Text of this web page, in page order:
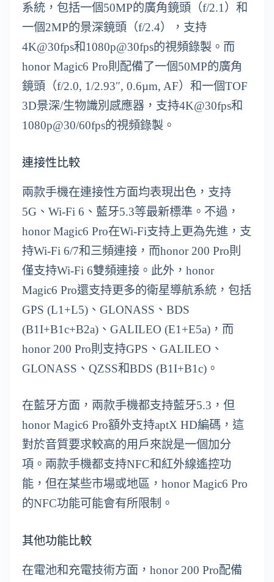
系統，包括一個50MP的廣角鏡頭（f/2.1）和
一個2MP的景深鏡頭（f/2.4），支持
4K@30fps和1080p@30fps的視頻錄製。而
honor Magic6 Pro則配備了一個50MP的廣角
鏡頭（f/2.0, 1/2.93″, 0.6µm, AF）和一個TOF
3D景深/生物識別感應器，支持4K@30fps和
1080p@30/60fps的視頻錄製。
連接性比較
兩款手機在連接性方面均表現出色，支持
5G、Wi-Fi 6、藍牙5.3等最新標準。不過，
honor Magic6 Pro在Wi-Fi支持上更為先進，支
持Wi-Fi 6/7和三頻連接，而honor 200 Pro則
僅支持Wi-Fi 6雙頻連接。此外，honor
Magic6 Pro還支持更多的衛星導航系統，包括
GPS (L1+L5)、GLONASS、BDS
(B1I+B1c+B2a)、GALILEO (E1+E5a)，而
honor 200 Pro則支持GPS、GALILEO、
GLONASS、QZSS和BDS (B1I+B1c)。
在藍牙方面，兩款手機都支持藍牙5.3，但
honor Magic6 Pro額外支持aptX HD編碼，這
對於音質要求較高的用戶來說是一個加分
項。兩款手機都支持NFC和紅外線遙控功
能，但在某些市場或地區，honor Magic6 Pro
的NFC功能可能會有所限制。
其他功能比較
在電池和充電技術方面，honor 200 Pro配備